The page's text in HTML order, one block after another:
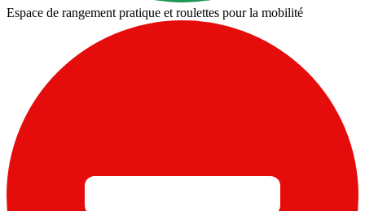
Espace de rangement pratique et roulettes pour la mobilité